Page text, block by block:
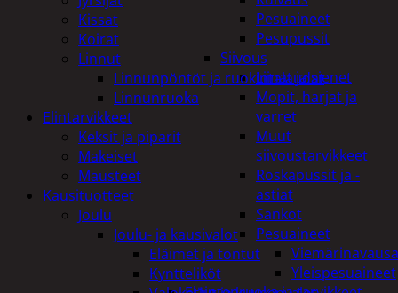
Pesuaineet
Pesupussit
Siivous
Liinat ja sienet
Mopit, harjat ja
varret
Muut
siivoustarvikkeet
Roskapussit ja -
astiat
Sankot
Pesuaineet
Yleispesuaineet
Kissat
Koirat
Linnut
Linnunpöntöt ja ruokintalaudat
Linnunruoka
Elintarvikkeet
Keksit ja piparit
Makeiset
Mausteet
Kausituotteet
Joulu
Joulu- ja kausivalot
Eläimet ja tontut
Kyntteliköt